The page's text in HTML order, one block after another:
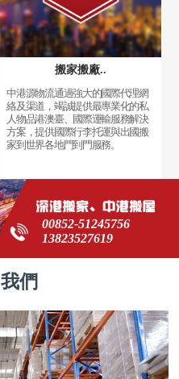
搬家搬廠..
中港源物流通過強大的國際代理網
絡及渠道，竭誠提供最專業化的私
人物品港澳臺、國際運輸服務解決
方案，提供國際行李托運與出國搬
家到世界各地門到門服務。
00852-51245756
13823527619
我們